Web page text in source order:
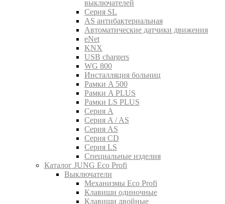
выключателей
Серия SL
AS антибактериальная
Aвтоматические датчики движения
eNet
KNX
USB chargers
WG 800
Инсталляция больниц
Рамки A 500
Рамки A PLUS
Рамки LS PLUS
Серия A
Серия A / AS
Серия AS
Серия CD
Серия LS
Специальные изделия
Каталог JUNG Eco Profi
Выключатели
Механизмы Eco Profi
Клавиши одиночные
Клавиши двойные